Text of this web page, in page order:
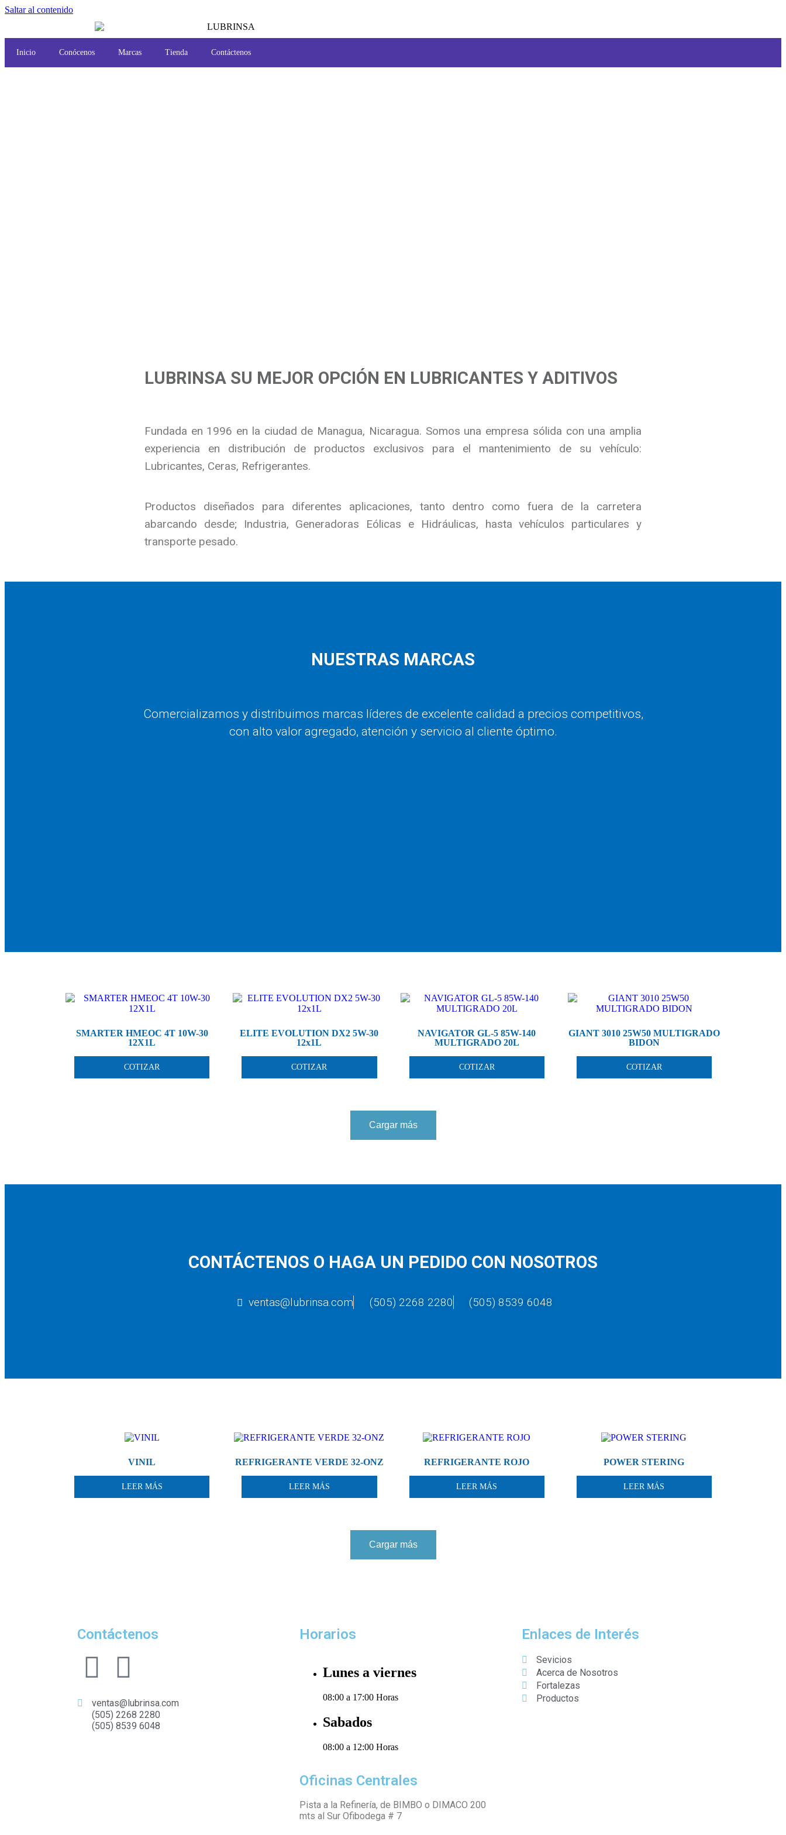
Saltar al contenido
Inicio Conócenos Marcas Tienda Contáctenos
LUBRINSA SU MEJOR OPCIÓN EN LUBRICANTES Y ADITIVOS
Fundada en 1996 en la ciudad de Managua, Nicaragua. Somos una empresa sólida con una amplia
experiencia en distribución de productos exclusivos para el mantenimiento de su vehículo:
Lubricantes, Ceras, Refrigerantes.
Productos diseñados para diferentes aplicaciones, tanto dentro como fuera de la carretera
abarcando desde; Industria, Generadoras Eólicas e Hidráulicas, hasta vehículos particulares y
transporte pesado.
NUESTRAS MARCAS
Comercializamos y distribuimos marcas líderes de excelente calidad a precios competitivos,
con alto valor agregado, atención y servicio al cliente óptimo.
SMARTER HMEOC 4T 10W-30
12X1L
COTIZAR
ELITE EVOLUTION DX2 5W-30
12x1L
COTIZAR
NAVIGATOR GL-5 85W-140
MULTIGRADO 20L
COTIZAR
GIANT 3010 25W50 MULTIGRADO
BIDON
COTIZAR
Cargar más
CONTÁCTENOS O HAGA UN PEDIDO CON NOSOTROS
ventas@lubrinsa.com (505) 2268 2280 (505) 8539 6048
VINIL
LEER MÁS
REFRIGERANTE VERDE 32-ONZ
LEER MÁS
REFRIGERANTE ROJO
LEER MÁS
POWER STERING
LEER MÁS
Cargar más
Contáctenos
ventas@lubrinsa.com
(505) 2268 2280
(505) 8539 6048
Horarios
Lunes a viernes
08:00 a 17:00 Horas
Sabados
08:00 a 12:00 Horas
Oficinas Centrales
Pista a la Refinería, de BIMBO o DIMACO 200
mts al Sur Ofibodega # 7
Enlaces de Interés
Sevicios
Acerca de Nosotros
Fortalezas
Productos